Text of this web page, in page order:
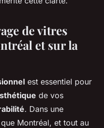
de vitres
et sur la
est essentiel pour
de vos
. Dans une
Montréal, et tout au